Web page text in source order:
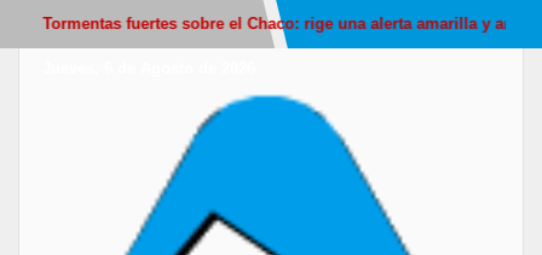
fuertes sobre el Chaco: rige una alerta amarilla y anticipan descenso